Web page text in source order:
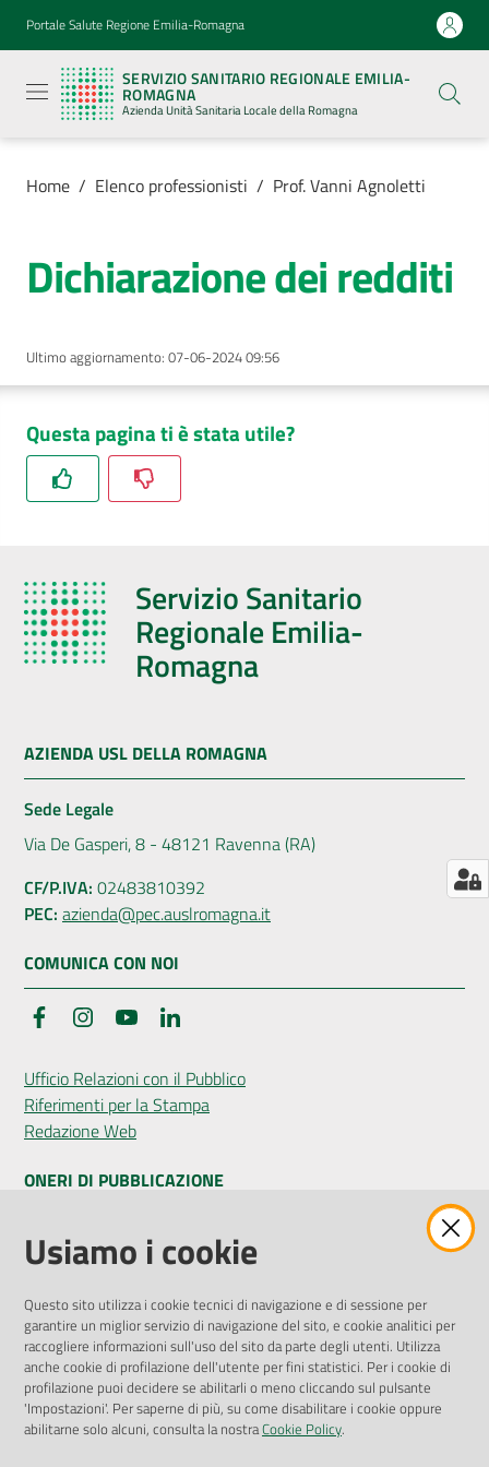
Vai al contenuto
Vai alla navigazione
Vai al footer
Portale Salute Regione Emilia-Romagna
SERVIZIO SANITARIO REGIONALE EMILIA-
ROMAGNA
Azienda Unità Sanitaria Locale della Romagna
Sanitario
Regionale
Emilia-
Romagna
Azienda
Sanitaria
Locale della
Servizi
Luoghi
di
cura
dei
Servizi
Dedicato
Bandi
Concorsi
Seguici
su
Home / Elenco professionisti / Prof. Vanni Agnoletti
Dichiarazione dei redditi
Ultimo aggiornamento: 07-06-2024 09:56
Questa pagina ti è stata utile?
Servizio Sanitario
Regionale Emilia-
Romagna
AZIENDA USL DELLA ROMAGNA
Sede Legale
Via De Gasperi, 8 - 48121 Ravenna (RA)
CF/P.IVA: 02483810392
PEC: azienda@pec.auslromagna.it
COMUNICA CON NOI
FacebookInstagramYouTube
Ufficio Relazioni con il Pubblico
Riferimenti per la Stampa
Redazione Web
ONERI DI PUBBLICAZIONE
Amministrazione Trasparente
Pubblicità legale
Privacy Policy
Attuazione Misure PNRR
Liste di Attesa
ENTI, IMPRESE E PARTNER
Usiamo i cookie
Questo sito utilizza i cookie tecnici di navigazione e di sessione per
garantire un miglior servizio di navigazione del sito, e cookie analitici per
raccogliere informazioni sull'uso del sito da parte degli utenti. Utilizza
anche cookie di profilazione dell'utente per fini statistici. Per i cookie di
profilazione puoi decidere se abilitarli o meno cliccando sul pulsante
'Impostazioni'. Per saperne di più, su come disabilitare i cookie oppure
abilitarne solo alcuni, consulta la nostraCookie Policy.